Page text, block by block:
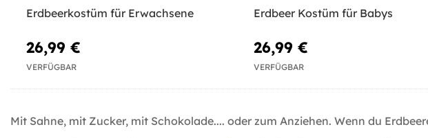
Erdbeerkostüm für Erwachsene
26,99 €
VERFÜGBAR
Erdbeer Kostüm für Babys
26,99 €
VERFÜGBAR
Mit Sahne, mit Zucker, mit Schokolade.... oder zum Anziehen. Wenn du